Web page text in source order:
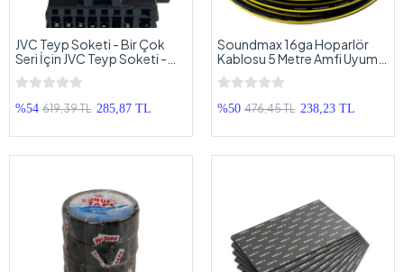
JVC Teyp Soketi - Bir Çok
Seri İçin JVC Teyp Soketi -
JVC Marka Teyp Soketi
%54 619,39 TL 285,87 TL
Soundmax 16ga Hoparlör
Kablosu 5 Metre Amfi Uyumlu
- %25 Bakır Kaliteli Hoparlör
Ve Bass Kablosu - 5 Metre
%50 476,45 TL 238,23 TL